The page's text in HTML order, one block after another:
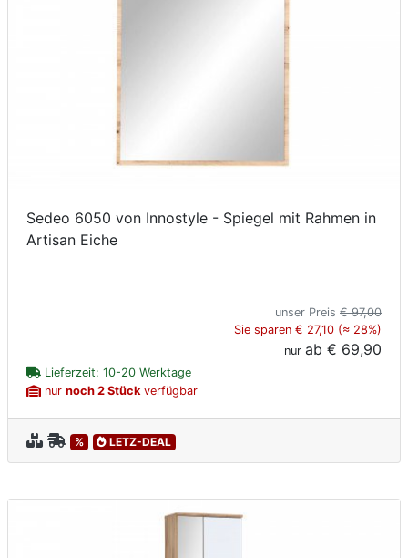
Sedeo 6050 von Innostyle - Spiegel mit Rahmen in
Artisan Eiche
unser Preis € 97,00
Sie sparen € 27,10 (≈ 28%)
nur ab € 69,90
Lieferzeit: 10-20 Werktage
nur noch 2 Stückverfügbar
% LETZ-DEAL